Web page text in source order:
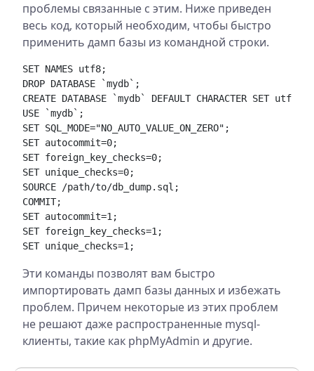
проблемы связанные с этим. Ниже приведен
весь код, который необходим, чтобы быстро
применить дамп базы из командной строки.
SET NAMES utf8;
DROP DATABASE `mydb`;
CREATE DATABASE `mydb` DEFAULT CHARACTER SET utf8;
USE `mydb`;
SET SQL_MODE="NO_AUTO_VALUE_ON_ZERO";
SET autocommit=0;
SET foreign_key_checks=0;
SET unique_checks=0;
SOURCE /path/to/db_dump.sql;
COMMIT;
SET autocommit=1;
SET foreign_key_checks=1;
Эти команды позволят вам быстро
импортировать дамп базы данных и избежать
проблем. Причем некоторые из этих проблем
не решают даже распространенные mysql-
клиенты, такие как phpMyAdmin и другие.